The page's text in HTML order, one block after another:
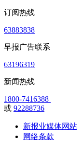
订阅热线
63883838
早报广告联系
63196319
新闻热线
1800-7416388
或 92288736
新报业媒体网站
网络条款